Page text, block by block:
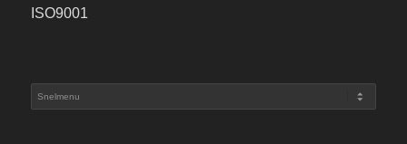
ISO9001